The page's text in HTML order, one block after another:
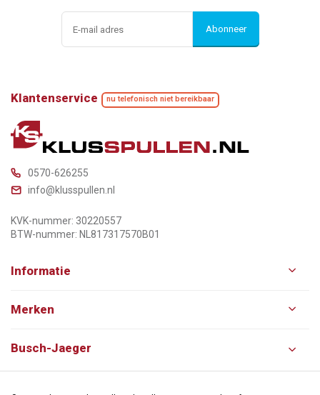
Abonneer
Klantenservice nu telefonisch niet bereikbaar
0570-626255
info@klusspullen.nl
KVK-nummer: 30220557
BTW-nummer: NL817317570B01
Informatie
Merken
Busch-Jaeger